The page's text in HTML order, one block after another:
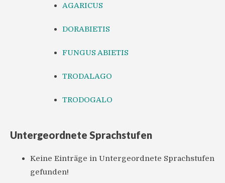
AGARICUS
DORABIETIS
FUNGUS ABIETIS
TRODALAGO
TRODOGALO
Untergeordnete Sprachstufen
Keine Einträge in Untergeordnete Sprachstufen
gefunden!